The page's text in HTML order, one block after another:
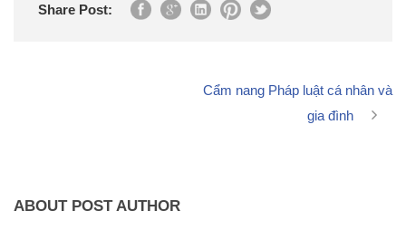
Share Post:
Cẩm nang Pháp luật cá nhân và
gia đình
ABOUT POST AUTHOR